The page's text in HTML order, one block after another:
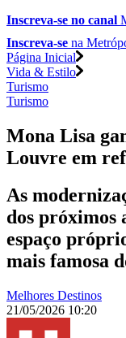
Inscreva-se no canal
Inscreva-se na
Página Inicial
Vida & Estilo
Turismo
Turismo
Mona Lisa
Louvre em
As
dos próximos
espaço
mais famosa
Melhores Destinos
21/05/2026 10:20